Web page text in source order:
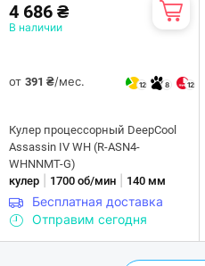
4 686 ₴
В наличии
от 391 ₴/мес. 12 8 12
Кулер процессорный DeepCool
Assassin IV WH (R-ASN4-
WHNNMT-G)
кулер
1700 об/мин 140 мм
Бесплатная доставка
Отправим сегодня